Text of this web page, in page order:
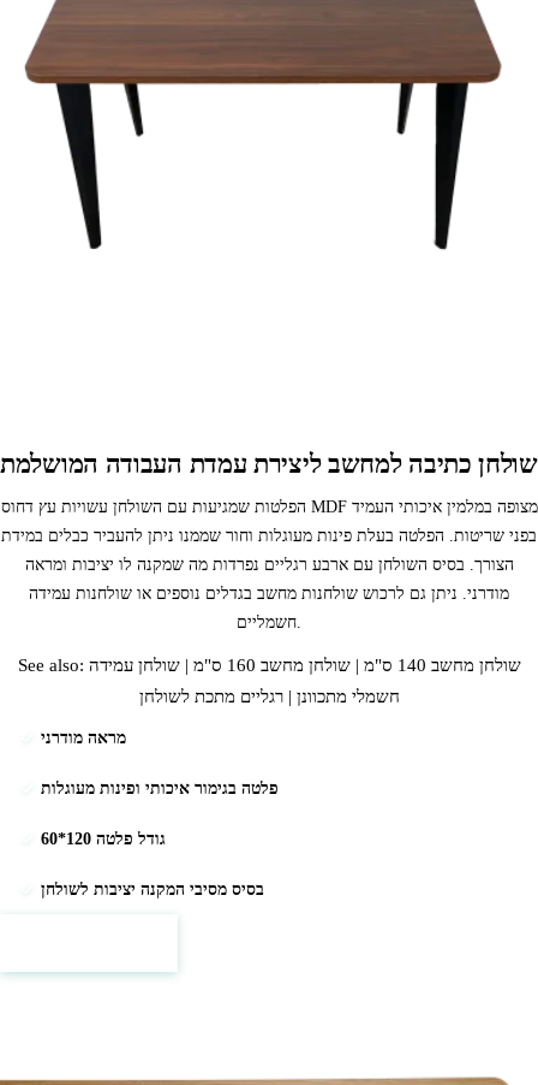
שולחן כתיבה למחשב ליצירת עמדת העבודה המושלמת
הפלטות שמגיעות עם השולחן עשויות עץ דחוס MDF מצופה במלמין איכותי העמיד
בפני שריטות. הפלטה בעלת פינות מעוגלות וחור שממנו ניתן להעביר כבלים במידת
הצורך. בסיס השולחן עם ארבע רגליים נפרדות מה שמקנה לו יציבות ומראה
מודרני. ניתן גם לרכוש שולחנות מחשב בגדלים נוספים או שולחנות עמידה
חשמליים.
See also: שולחן מחשב 140 ס"מ |שולחן מחשב 160 ס"מ |שולחן עמידה
חשמלי מתכוונן |רגליים מתכת לשולחן
מראה מודרני
פלטה בגימור איכותי ופינות מעוגלות
גודל פלטה 120*60
בסיס מסיבי המקנה יציבות לשולחן